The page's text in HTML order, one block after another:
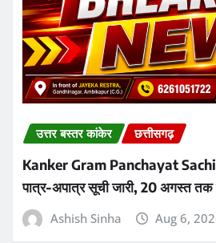
उत्तर बस्तर कांकेर छत्तीसगढ़
Kanker Gram Panchayat
पात्र-अपात्र सूची जारी, 20 अगस्त तक
Ashish Sinha Aug 6,